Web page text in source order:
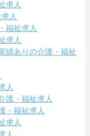
求人
人
福祉求人
求人
績ありの介護・福祉
人
護・福祉求人
・福祉求人
求人